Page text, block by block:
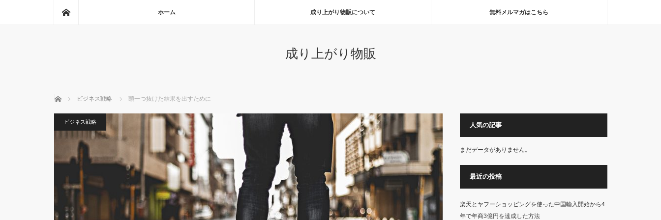
ホーム 成り上がり物販について 無料メルマガはこちら
成り上がり物販
ホーム ビジネス戦略 頭一つ抜けた結果を出すために
ビジネス戦略 人気の記事
まだデータがありません。
最近の投稿
楽天とヤフーショッピングを使った中国輸入開始から4
年で年商3億円を達成した方法